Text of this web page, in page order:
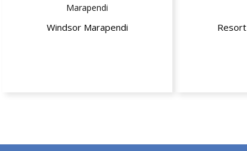
Windsor Marapendi